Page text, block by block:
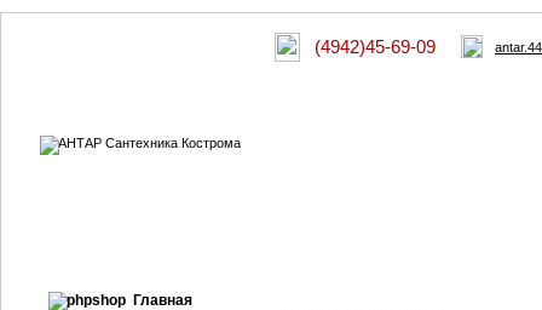
(4942)45-69-09
Главная